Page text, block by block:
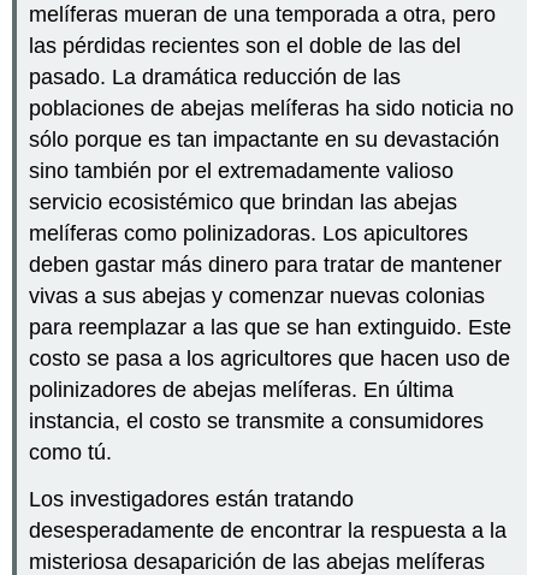
melíferas mueran de una temporada a otra, pero
las pérdidas recientes son el doble de las del
pasado. La dramática reducción de las
poblaciones de abejas melíferas ha sido noticia no
sólo porque es tan impactante en su devastación
sino también por el extremadamente valioso
servicio ecosistémico que brindan las abejas
melíferas como polinizadoras. Los apicultores
deben gastar más dinero para tratar de mantener
vivas a sus abejas y comenzar nuevas colonias
para reemplazar a las que se han extinguido. Este
costo se pasa a los agricultores que hacen uso de
polinizadores de abejas melíferas. En última
instancia, el costo se transmite a consumidores
como tú.
Los investigadores están tratando
desesperadamente de encontrar la respuesta a la
misteriosa desaparición de las abejas melíferas